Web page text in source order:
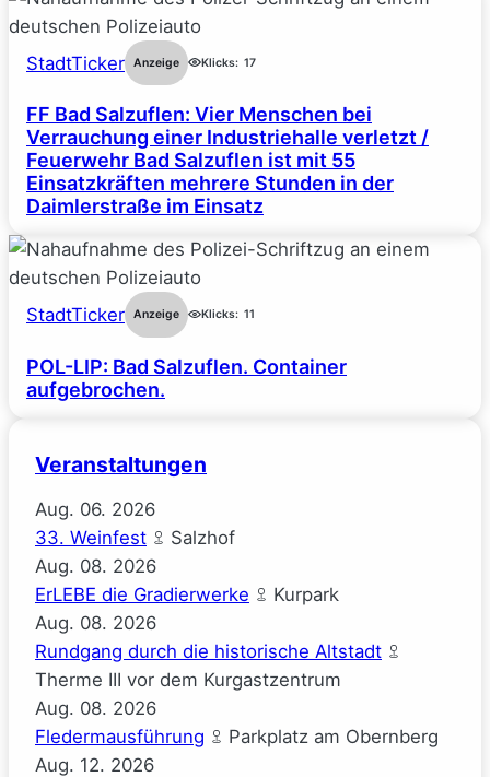
StadtTicker Anzeige Klicks: 17
FF Bad Salzuflen: Vier Menschen bei
Verrauchung einer Industriehalle verletzt /
Feuerwehr Bad Salzuflen ist mit 55
Einsatzkräften mehrere Stunden in der
Daimlerstraße im Einsatz
StadtTicker Anzeige Klicks: 11
POL-LIP: Bad Salzuflen. Container
aufgebrochen.
Veranstaltungen
Aug. 06. 2026
33. Weinfest
Salzhof
Aug. 08. 2026
ErLEBE die Gradierwerke
Kurpark
Aug. 08. 2026
Rundgang durch die historische Altstadt
Therme III vor dem Kurgastzentrum
Aug. 08. 2026
Fledermausführung
Parkplatz am Obernberg
Aug. 12. 2026